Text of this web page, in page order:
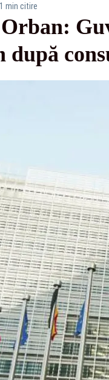
1 min citire
după